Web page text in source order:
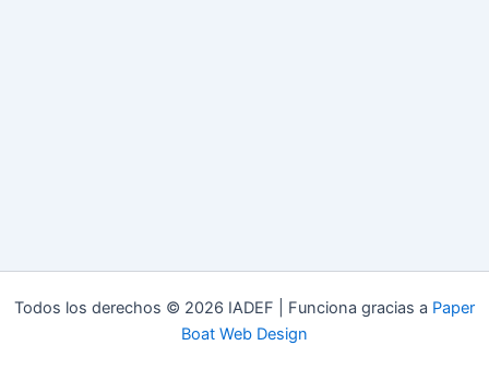
Todos los derechos © 2026 IADEF | Funciona gracias a Paper
Boat Web Design